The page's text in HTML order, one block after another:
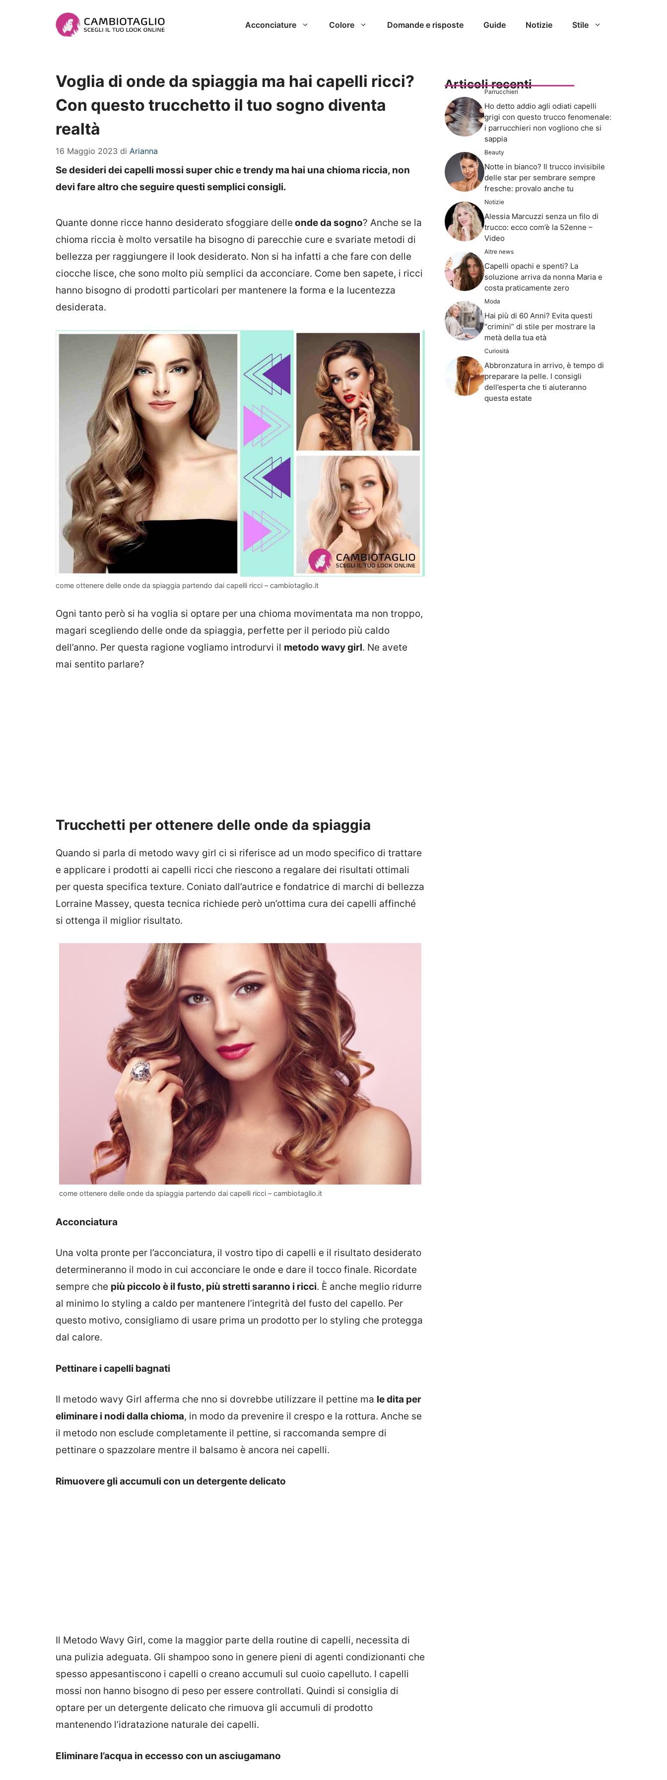
Acconciature Colore Domande e risposte Guide Notizie Stile
Voglia di onde da spiaggia ma hai capelli ricci?
Con questo trucchetto il tuo sogno diventa
realtà
16 Maggio 2023 di Arianna
Se desideri dei capelli mossi super chic e trendy ma hai una chioma riccia, non
devi fare altro che seguire questi semplici consigli.
Quante donne ricce hanno desiderato sfoggiare delle onde da sogno? Anche se la
chioma riccia è molto versatile ha bisogno di parecchie cure e svariate metodi di
bellezza per raggiungere il look desiderato. Non si ha infatti a che fare con delle
ciocche lisce, che sono molto più semplici da acconciare. Come ben sapete, i ricci
hanno bisogno di prodotti particolari per mantenere la forma e la lucentezza
desiderata.
come ottenere delle onde da spiaggia partendo dai capelli ricci – cambiotaglio.it
Ogni tanto però si ha voglia si optare per una chioma movimentata ma non troppo,
magari scegliendo delle onde da spiaggia, perfette per il periodo più caldo
dell’anno. Per questa ragione vogliamo introdurvi il metodo wavy girl. Ne avete
mai sentito parlare?
Trucchetti per ottenere delle onde da spiaggia
Quando si parla di metodo wavy girl ci si riferisce ad un modo specifico di trattare
e applicare i prodotti ai capelli ricci che riescono a regalare dei risultati ottimali
per questa specifica texture. Coniato dall’autrice e fondatrice di marchi di bellezza
Lorraine Massey, questa tecnica richiede però un’ottima cura dei capelli affinché
si ottenga il miglior risultato.
come ottenere delle onde da spiaggia partendo dai capelli ricci – cambiotaglio.it
Acconciatura
Una volta pronte per l’acconciatura, il vostro tipo di capelli e il risultato desiderato
determineranno il modo in cui acconciare le onde e dare il tocco finale. Ricordate
sempre che più piccolo è il fusto, più stretti saranno i ricci. È anche meglio ridurre
al minimo lo styling a caldo per mantenere l’integrità del fusto del capello. Per
questo motivo, consigliamo di usare prima un prodotto per lo styling che protegga
dal calore.
Pettinare i capelli bagnati
Il metodo wavy Girl afferma che nno si dovrebbe utilizzare il pettine ma le dita per
eliminare i nodi dalla chioma, in modo da prevenire il crespo e la rottura. Anche se
il metodo non esclude completamente il pettine, si raccomanda sempre di
pettinare o spazzolare mentre il balsamo è ancora nei capelli.
Rimuovere gli accumuli con un detergente delicato
Il Metodo Wavy Girl, come la maggior parte della routine di capelli, necessita di
una pulizia adeguata. Gli shampoo sono in genere pieni di agenti condizionanti che
spesso appesantiscono i capelli o creano accumuli sul cuoio capelluto. I capelli
mossi non hanno bisogno di peso per essere controllati. Quindi si consiglia di
optare per un detergente delicato che rimuova gli accumuli di prodotto
mantenendo l’idratazione naturale dei capelli.
Eliminare l’acqua in eccesso con un asciugamano
Articoli recenti
Parrucchieri
Ho detto addio agli odiati capelli
grigi con questo trucco fenomenale:
i parrucchieri non vogliono che si
sappia
Beauty
Notte in bianco? Il trucco invisibile
delle star per sembrare sempre
fresche: provalo anche tu
Notizie
Alessia Marcuzzi senza un filo di
trucco: ecco com’è la 52enne –
Video
Altre news
Capelli opachi e spenti? La
soluzione arriva da nonna Maria e
costa praticamente zero
Moda
Hai più di 60 Anni? Evita questi
“crimini” di stile per mostrare la
metà della tua età
Curiosità
Abbronzatura in arrivo, è tempo di
preparare la pelle. I consigli
dell’esperta che ti aiuteranno
questa estate